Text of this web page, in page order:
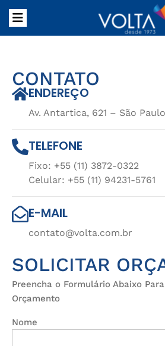
CONTATO
ENDEREÇO
Av. Antartica, 621 – São
TELEFONE
Fixo: +55 (11) 3872-0322
Celular: +55 (11) 94231-5761
E-MAIL
contato@volta.com.br
SOLICITAR
Preencha o Formulário Abaixo
Orçamento
Nome